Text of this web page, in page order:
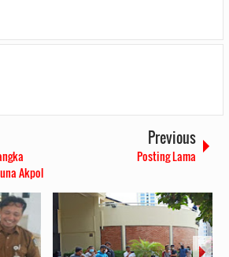
Akpol
Previous
Posting Lama